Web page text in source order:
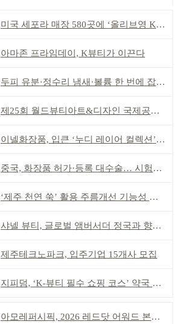
미국 세포라 매장 580곳에 ‘올리브영 K뷰티에딧’ 론칭
아마존 프라임데이, K뷰티가 이끈다
두피 유분·정수리 냄새·볼륨 한 번에 잡는다
제25회 월드뷰티아트&디자인 국제공모전 시상식 성황
이넬화장품, 입큰 ‘누디 레이어 컬렉션’ 출시
중국, 화장품 허가·등록 대수술… 시험자료 공용 허용
‘제주 천연 쑥’ 활용 주름개선 기능성 식약처 심사 통과
샤넬 뷰티, 글로벌 앰버서더 정국과 향수 캠페인 공개
제주테크노파크, 입주기업 15개사 모집
지피덤, ‘K-뷰티 필수 쇼핑 코스’ 약국 공략
아모레퍼시픽, 2026 레드닷 어워드 본상 2개 수상